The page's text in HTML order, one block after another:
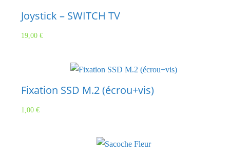
Joystick – SWITCH TV
19,00 €
Fixation SSD M.2 (écrou+vis)
1,00 €